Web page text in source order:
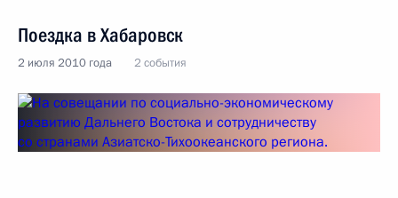
Поездка в Хабаровск
2 июля 2010 года 2 события